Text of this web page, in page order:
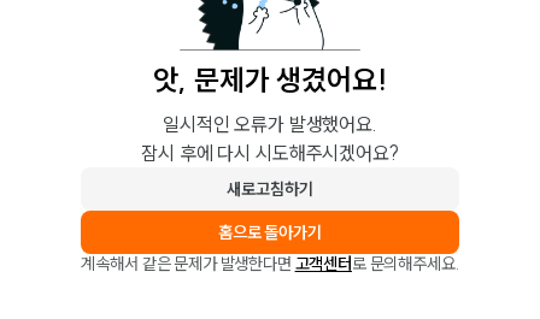
앗, 문제가 생겼어요!
일시적인 오류가 발생했어요.
잠시 후에 다시 시도해주시겠어요?
새로고침하기
홈으로 돌아가기
계속해서 같은 문제가 발생한다면 고객센터로 문의해주세요.